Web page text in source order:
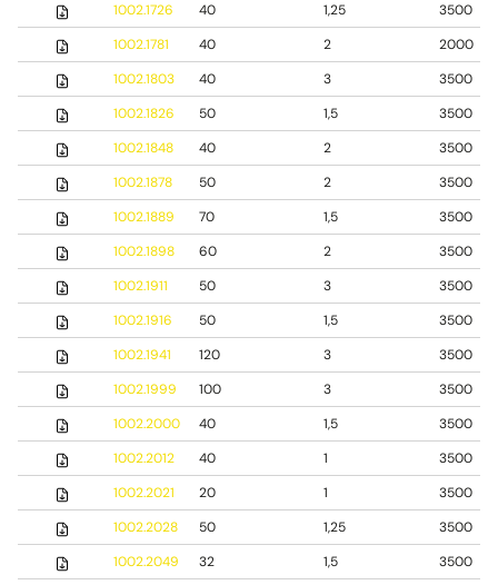
1002.1726
40 1,25
3500
1002.1781
40 2
2000
1002.1803
40 3
3500
1002.1826
50 1,5
3500
1002.1848
40 2
3500
1002.1878
50 2
3500
1002.1889
70 1,5
3500
1002.1898
60 2
3500
1002.1911
50 3
3500
1002.1916
50 1,5
3500
1002.1941
120 3
3500
1002.1999
100 3
3500
1002.2000
40 1,5
3500
1002.2012
40 1
3500
1002.2021
20 1
3500
1002.2028
50 1,25
3500
1002.2049
32 1,5 3500